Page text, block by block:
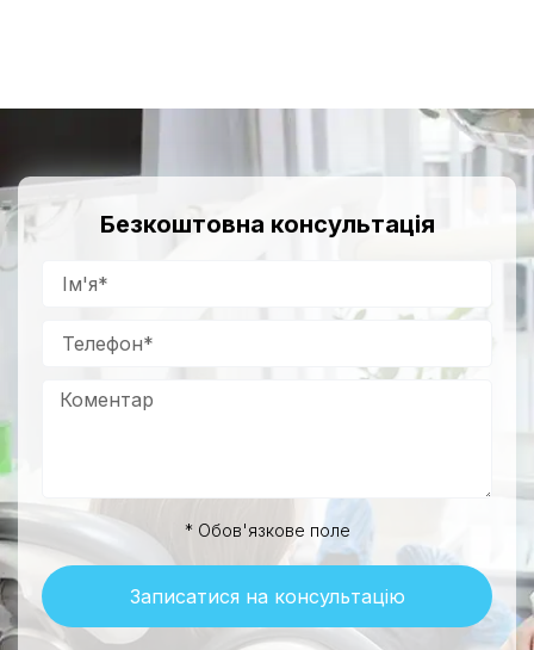
Безкоштовна консультація
* Обов'язкове поле
Записатися на консультацію